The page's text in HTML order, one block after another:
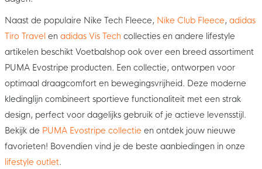
Naast de populaire Nike Tech Fleece, Nike Club Fleece, adidas
Tiro Travel en adidas Vis Tech collecties en andere lifestyle
artikelen beschikt Voetbalshop ook over een breed assortiment
PUMA Evostripe producten. Een collectie, ontworpen voor
optimaal draagcomfort en bewegingsvrijheid. Deze moderne
kledinglijn combineert sportieve functionaliteit met een strak
design, perfect voor dagelijks gebruik of je actieve levensstijl.
Bekijk de PUMA Evostripe collectie en ontdek jouw nieuwe
favorieten! Bovendien vind je de beste aanbiedingen in onze
lifestyle outlet.